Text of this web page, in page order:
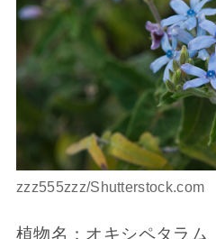
zzz555zzz/Shutterstock.com
植物名：オキシペタラム